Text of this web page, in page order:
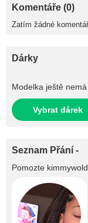
Komentáře (0)
Zatím žádné
Dárky
Modelka ještě
Vybrat dárek
Seznam Přání -
Pomozte kimmywold